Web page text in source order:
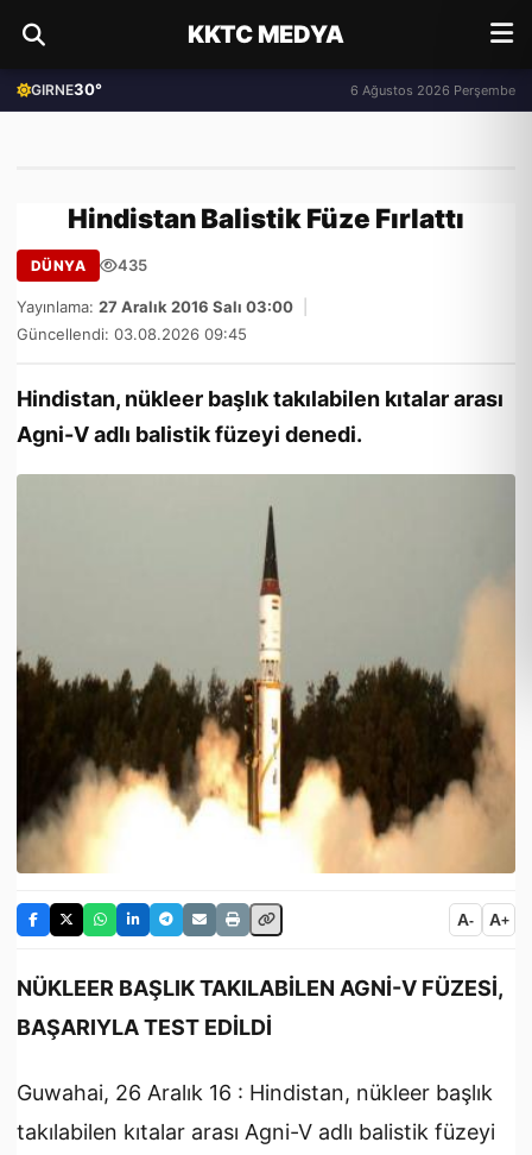
KKTC MEDYA
GIRNE30° 6 Ağustos 2026 Perşembe
Hindistan Balistik Füze Fırlattı
DÜNYA 435
Yayınlama: 27 Aralık 2016 Salı 03:00
Güncellendi: 03.08.2026 09:45
Hindistan, nükleer başlık takılabilen kıtalar arası
Agni-V adlı balistik füzeyi denedi.
A- A+
NÜKLEER BAŞLIK TAKILABİLEN AGNİ-V FÜZESİ,
BAŞARIYLA TEST EDİLDİ
Guwahai, 26 Aralık 16 : Hindistan, nükleer başlık
takılabilen kıtalar arası Agni-V adlı balistik füzeyi